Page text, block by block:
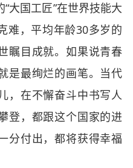
大国工匠”在世界技能大
难，平均年龄30多岁的
瞩目成就。如果说青春
是最绚烂的画笔。当代
，在不懈奋斗中书写人
登，都跟这个国家的进
分付出，都将获得幸福